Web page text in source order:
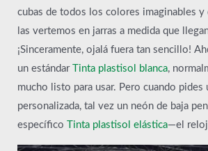
cubas de todos los colores imaginables y
las vertemos en jarras a medida que
¡Sinceramente, ojalá fuera tan sencillo!
un estándar
Tinta plastisol blanca,
mucho listo para usar. Pero cuando pides
personalizada, tal vez un neón de baja
específico
Tinta plastisol elástica—el reloj